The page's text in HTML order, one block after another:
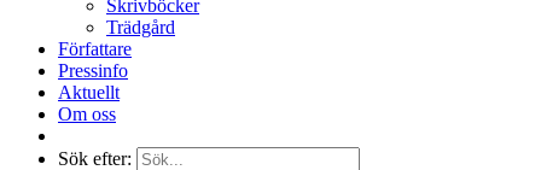
Skrivböcker
Trädgård
Författare
Pressinfo
Aktuellt
Om oss
Sök efter: